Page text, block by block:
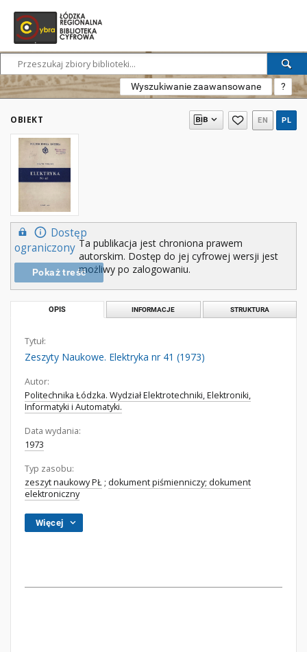
Wyszukiwanie zaawansowane ?
OBIEKT EN PL
Dostęp
ograniczony
Pokaż treść
Ta publikacja jest chroniona prawem
autorskim. Dostęp do jej cyfrowej wersji jest
możliwy po zalogowaniu.
OPIS INFORMACJE STRUKTURA
Tytuł:
Zeszyty Naukowe. Elektryka nr 41 (1973)
Autor:
Politechnika Łódzka. Wydział Elektrotechniki, Elektroniki,
Informatyki i Automatyki.
Data wydania:
1973
Typ zasobu:
zeszyt naukowy PŁ ; dokument piśmienniczy; dokument
elektroniczny
Więcej